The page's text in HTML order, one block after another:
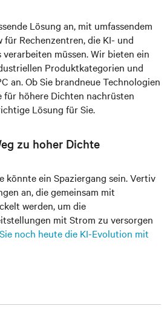
Lösung an, mit umfassendem
Rechenzentren, die KI- und
müssen. Wir bieten ein
Produktkategorien und
an. Ob Sie brandneue Technologien
für höhere Dichten nachrüsten
Lösung für Sie.
zu hoher Dichte
könnte ein Spaziergang sein. Vertiv
an, die gemeinsam mit
werden, um die
mit Strom zu versorgen
noch heute die KI-Evolution mit